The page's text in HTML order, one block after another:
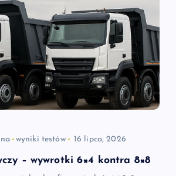
wyniki testów 16 lipca, 2026
– wywrotki 6×4 kontra 8×8